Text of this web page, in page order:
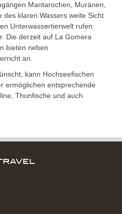
Mantarochen, Muränen,
des klaren Wassers weite Sicht
Unterwassertierwelt rufen
Die derzeit auf La Gomera
bieten neben
an.
kann Hochseefischen
ermöglichen entsprechende
Thunfische und auch